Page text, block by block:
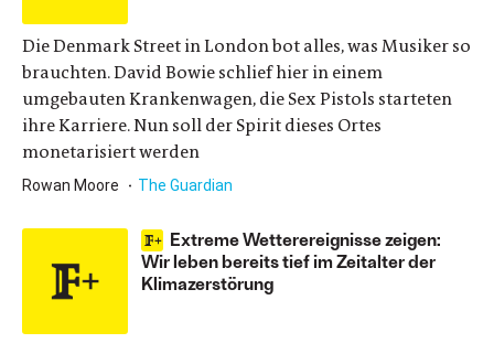
Die Denmark Street in London bot alles, was Musiker so
brauchten. David Bowie schlief hier in einem
umgebauten Krankenwagen, die Sex Pistols starteten
ihre Karriere. Nun soll der Spirit dieses Ortes
monetarisiert werden
Rowan Moore The Guardian
Extreme Wetterereignisse zeigen:
Wir leben bereits tief im Zeitalter der
Klimazerstörung